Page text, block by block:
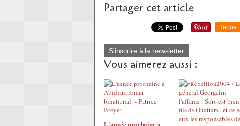
Partager cet article
Repost
S'inscrire à la newsletter
Vous aimerez aussi :
L'année prochaine à